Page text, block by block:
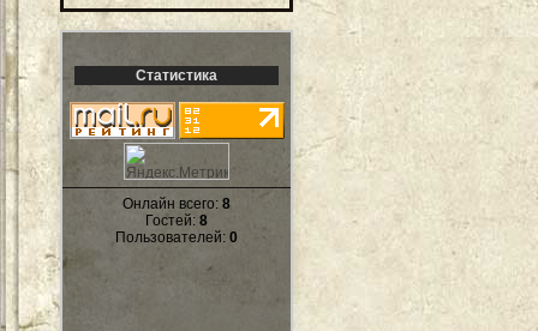
Статистика
Онлайн всего: 8
Гостей: 8
Пользователей: 0